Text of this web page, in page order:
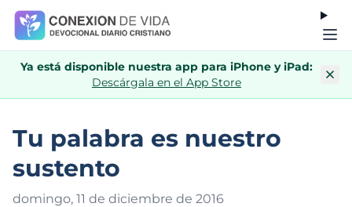
Ya está disponible nuestra app para iPhone y iPad:
Descárgala en el App Store
Tu palabra es nuestro
sustento
domingo, 11 de diciembre de 2016